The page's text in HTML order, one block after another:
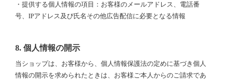
・提供する個人情報の項目：お客様のメールアドレス、電話番
号、IPアドレス及び氏名その他広告配信に必要となる情報
8. 個人情報の開示
当ショップは、お客様から、個人情報保護法の定めに基づき個人
情報の開示を求められたときは、お客様ご本人からのご請求であ